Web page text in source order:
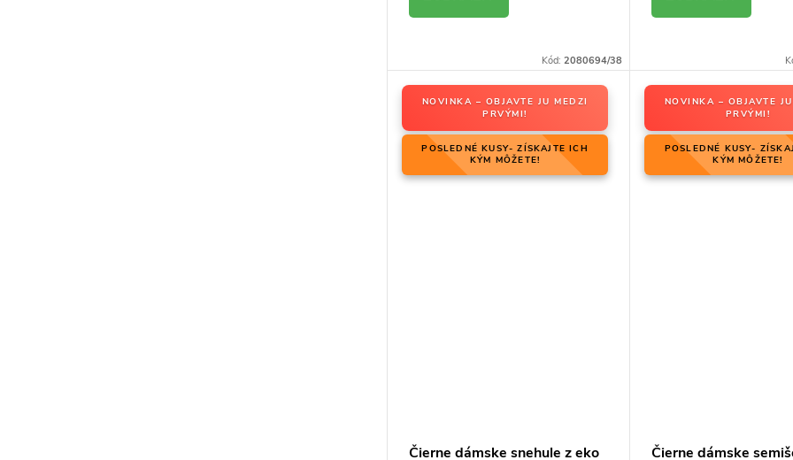
Kód:2080694/38
NOVINKA – OBJAVTE JU MEDZI
PRVÝMI!
POSLEDNÉ KUSY- ZÍSKAJTE ICH
KÝM MÔŽETE!
Čierne dámske snehule z eko
NOVINKA – OBJAVTE
PRVÝMI!
POSLEDNÉ KUSY-
KÝM MÔŽETE!
Čierne dámske